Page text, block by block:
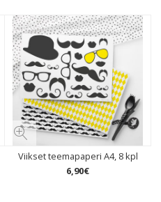
Viikset teemapaperi A4, 8 kpl
6,90€